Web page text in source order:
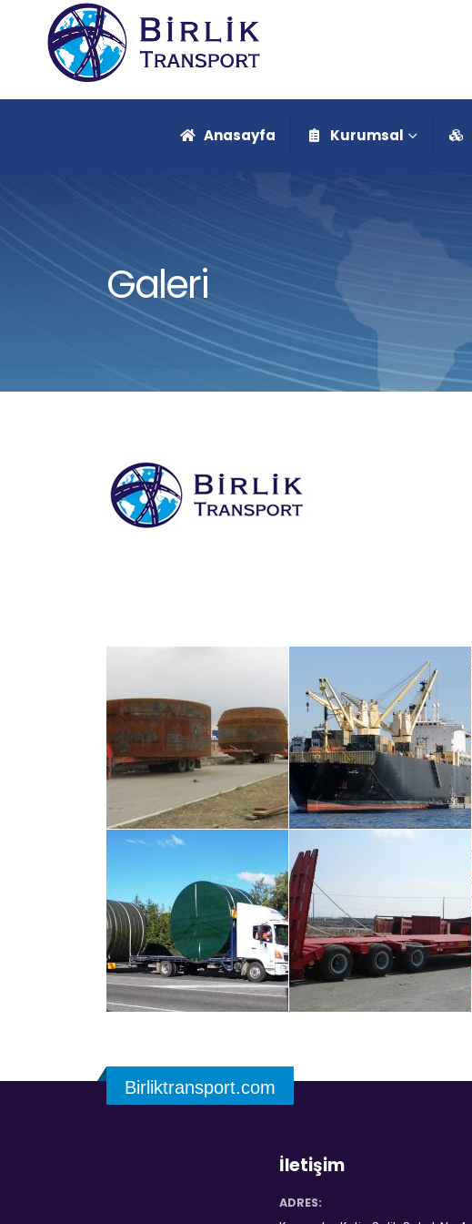
Anasayfa Kurumsal
Galeri
Birliktransport.com
İletişim
ADRES: